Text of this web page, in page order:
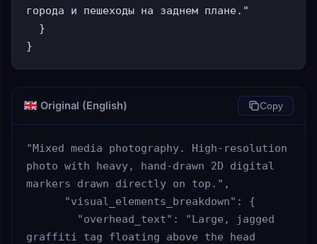
города и пешеходы на заднем плане."
}
Original (English) Copy
"Mixed media photography. High-resolution
photo with heavy, hand-drawn 2D digital
markers drawn directly on top.",
"visual_elements_breakdown": {
"overhead_text": "Large, jagged
graffiti tag floating above the head